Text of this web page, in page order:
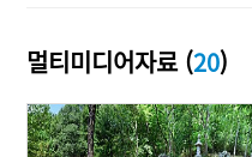
멀티미디어자료 (20)